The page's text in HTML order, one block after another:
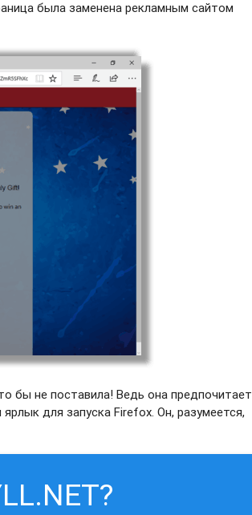
была заменена рекламным сайтом
бы не поставила! Ведь она предпочитает
для запуска Firefox. Он, разумеется,